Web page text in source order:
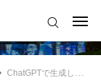
ChatGPTで生成した〇〇風イラスト 著作権についての考え方